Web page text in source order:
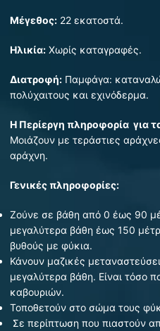
Μέγεθος: 22 εκατοστά.
Ηλικία: Χωρίς καταγραφές.
Διατροφή: Παμφάγα:
πολύχαιτους και εχινόδερμα.
Η Περίεργη πληροφορία για
Μοιάζουν με τεράστιες
αράχνη.
Γενικές πληροφορίες:
Ζούνε σε βάθη από 0 έως 90
μεγαλύτερα βάθη έως 150
βυθούς με φύκια.
Κάνουν μαζικές
μεγαλύτερα βάθη. Είναι τόσο
καβουριών.
Τοποθετούν στο σώμα τους
Σε περίπτωση που πιαστούν